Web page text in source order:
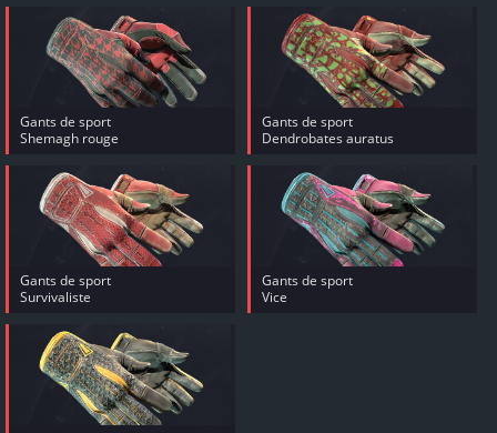
Gants de sport
Shemagh rouge
Gants de sport
Dendrobates auratus
Gants de sport
Survivaliste
Gants de sport
Vice